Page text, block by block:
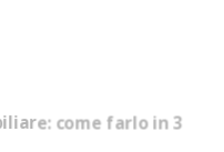
come farlo in 3